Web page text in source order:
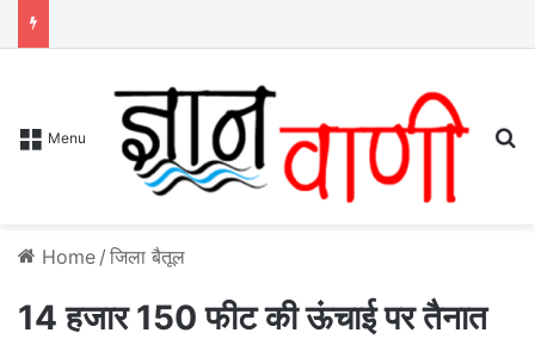
Menu
Home / जिला बैतूल
14 हजार 150 फीट की ऊंचाई पर तैनात